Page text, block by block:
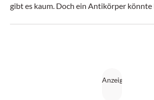
gibt es kaum. Doch ein Antikörper